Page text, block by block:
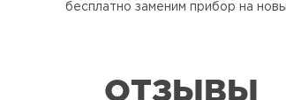
бесплатно заменим прибор на
ОТЗЫВЫ